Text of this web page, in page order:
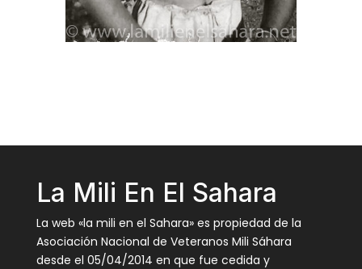
La Mili En El Sahara
La web «la mili en el Sahara» es propiedad de la
Asociación Nacional de Veteranos Mili Sáhara
desde el 05/04/2014 en que fue cedida y